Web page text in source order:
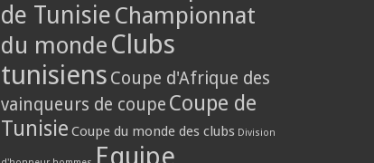
de Tunisie Championnat
du monde Clubs
tunisiens Coupe d'Afrique des
vainqueurs de coupe Coupe de
Tunisie Coupe du monde des clubs Division
Equipe